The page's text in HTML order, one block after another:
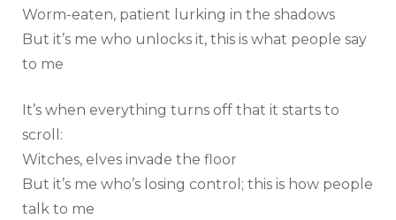
Worm-eaten, patient lurking in the shadows
But it’s me who unlocks it, this is what people say
to me
It’s when everything turns off that it starts to
scroll:
Witches, elves invade the floor
But it’s me who’s losing control; this is how people
talk to me